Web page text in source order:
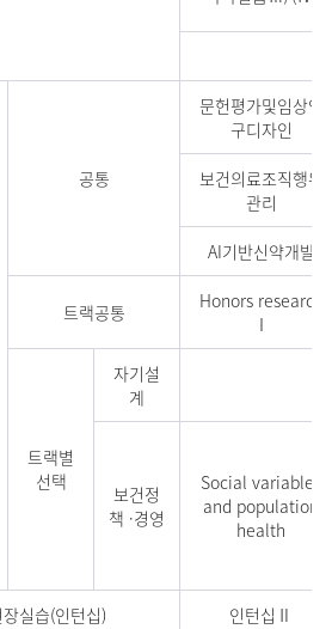
공통
문헌평가및임상연
구디자인
보건의료조직행위
관리
AI기반신약개발
트랙공통
Honors research
Ⅰ
트랙별
선택
자기설
계
보건정
책 ·경영
Social variables
and population
health
실습(인턴십) 인턴십Ⅱ